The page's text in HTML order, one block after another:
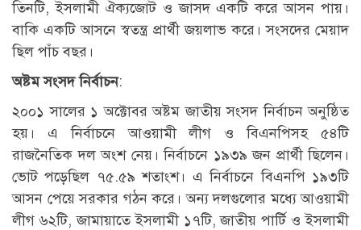
তিনটি, ইসলামী ঐক্যজোট ও জাসদ একটি করে আসন পায়।
বাকি একটি আসনে স্বতন্ত্র প্রার্থী জয়লাভ করে। সংসদের মেয়াদ
ছিল পাঁচ বছর।
অষ্টম সংসদ নির্বাচন:
২০০১ সালের ১ অক্টোবর অষ্টম জাতীয় সংসদ নির্বাচন অনুষ্ঠিত
হয়। এ নির্বাচনে আওয়ামী লীগ ও বিএনপিসহ ৫৪টি
রাজনৈতিক দল অংশ নেয়। নির্বাচনে ১৯৩৯ জন প্রার্থী ছিলেন।
ভোট পড়েছিল ৭৫.৫৯ শতাংশ। এ নির্বাচনে বিএনপি ১৯৩টি
আসন পেয়ে সরকার গঠন করে। অন্য দলগুলোর মধ্যে আওয়ামী
লীগ ৬২টি, জামায়াতে ইসলামী ১৭টি, জাতীয় পার্টি ও ইসলামী